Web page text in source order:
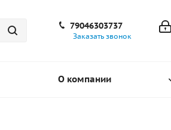
79046303737
Заказать звонок
О компании